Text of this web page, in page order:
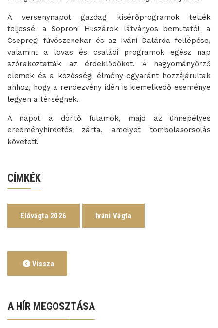
A versenynapot gazdag kísérőprogramok tették
teljessé: a Soproni Huszárok látványos bemutatói, a
Csepregi fúvószenekar és az Iváni Dalárda fellépése,
valamint a lovas és családi programok egész nap
szórakoztatták az érdeklődőket. A hagyományőrző
elemek és a közösségi élmény egyaránt hozzájárultak
ahhoz, hogy a rendezvény idén is kiemelkedő eseménye
legyen a térségnek.
A napot a döntő futamok, majd az ünnepélyes
eredményhirdetés zárta, amelyet tombolasorsolás
követett.
CÍMKÉK
Elővágta 2026 Iváni Vágta
Vissza
A HÍR MEGOSZTÁSA